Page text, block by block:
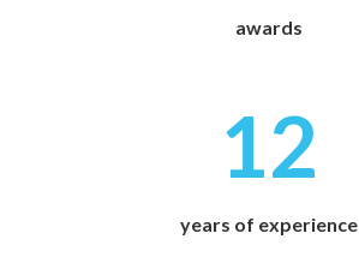
awards
12
years of experience